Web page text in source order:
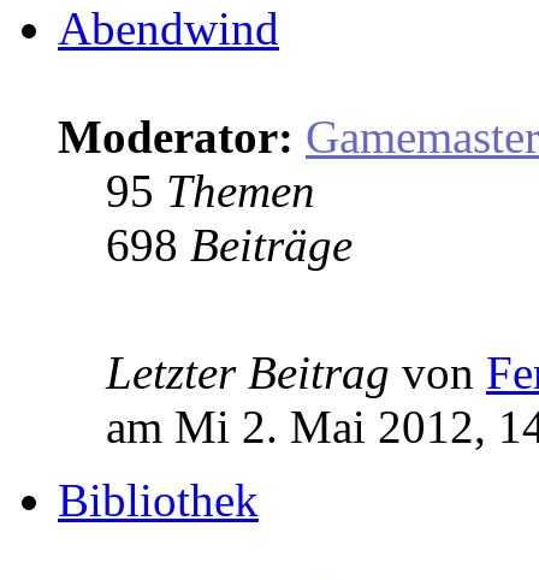
Abendwind
Moderator: Gamemaster
95 Themen
698 Beiträge
Letzter Beitrag von
am Mi 2. Mai 2012,
Bibliothek